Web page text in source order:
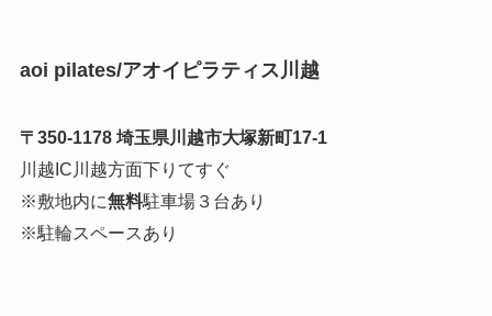
aoi pilates/アオイピラティス川越
〒350-1178 埼玉県川越市大塚新町17-1
川越IC川越方面下りてすぐ
※敷地内に無料駐車場３台あり
※駐輪スペースあり